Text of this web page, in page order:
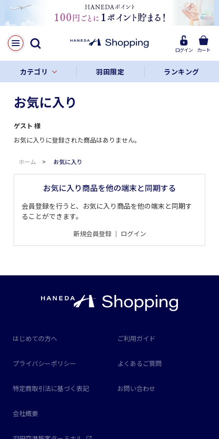
ログイン カート
カテゴリ 羽田限定 ランキング
お気に入り
ゲスト 様
お気に入りに登録された商品はありません。
ホーム > お気に入り
お気に入り商品を他の端末と同期する
会員登録を行うと、お気に入り商品を他の端末と同期す
ることができます。
新規会員登録｜ ログイン
はじめての方へ ご利用ガイド
プライバシーポリシー よくあるご質問
特定商取引法に基づく表記 お問い合わせ
会社概要